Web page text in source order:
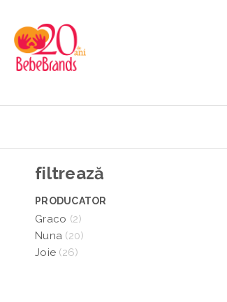
filtrează
PRODUCATOR
Graco (2)
Nuna (20)
Joie (26)